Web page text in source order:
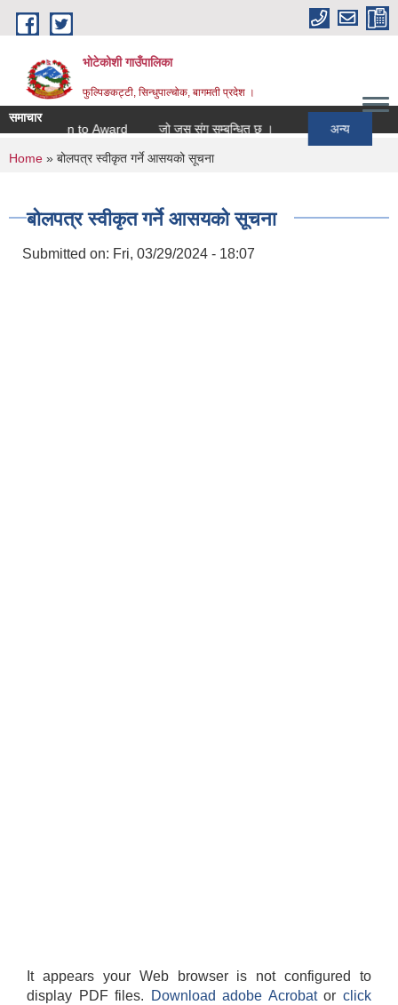
Skip to main content
भोटेकोशी गाउँपालिका
फुल्पिङकट्टी, सिन्धुपाल्चोक, बागमती प्रदेश ।
समाचार
to Award
जो जस संग सम्बन्धित छ ।
You are here
Home » बोलपत्र स्वीकृत गर्ने आसयको सूचना
बोलपत्र स्वीकृत गर्ने आसयको सूचना
Submitted on: Fri, 03/29/2024 - 18:07
It appears your Web browser is not configured to
display PDF files.
Download adobe Acrobatorclick